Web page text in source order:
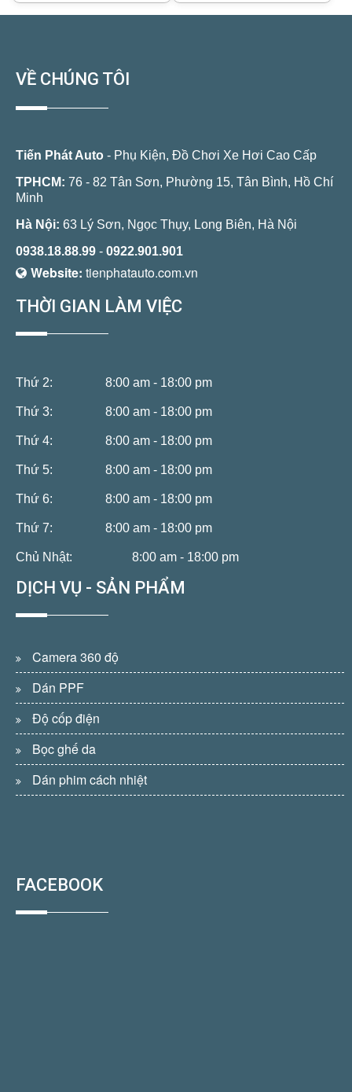
VỀ CHÚNG TÔI
Tiến Phát Auto - Phụ Kiện, Đồ Chơi Xe Hơi Cao Cấp
TPHCM: 76 - 82 Tân Sơn, Phường 15, Tân Bình, Hồ Chí
Minh
Hà Nội: 63 Lý Sơn, Ngọc Thụy, Long Biên, Hà Nội
0938.18.88.99 - 0922.901.901
Website: tienphatauto.com.vn
THỜI GIAN LÀM VIỆC
Thứ 2: 8:00 am - 18:00 pm
Thứ 3: 8:00 am - 18:00 pm
Thứ 4: 8:00 am - 18:00 pm
Thứ 5: 8:00 am - 18:00 pm
Thứ 6: 8:00 am - 18:00 pm
Thứ 7: 8:00 am - 18:00 pm
Chủ Nhật: 8:00 am - 18:00 pm
DỊCH VỤ - SẢN PHẨM
Camera 360 độ
Dán PPF
Độ cốp điện
Bọc ghế da
Dán phim cách nhiệt
FACEBOOK